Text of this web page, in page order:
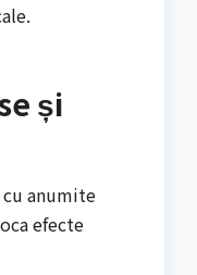
și
anumite
efecte